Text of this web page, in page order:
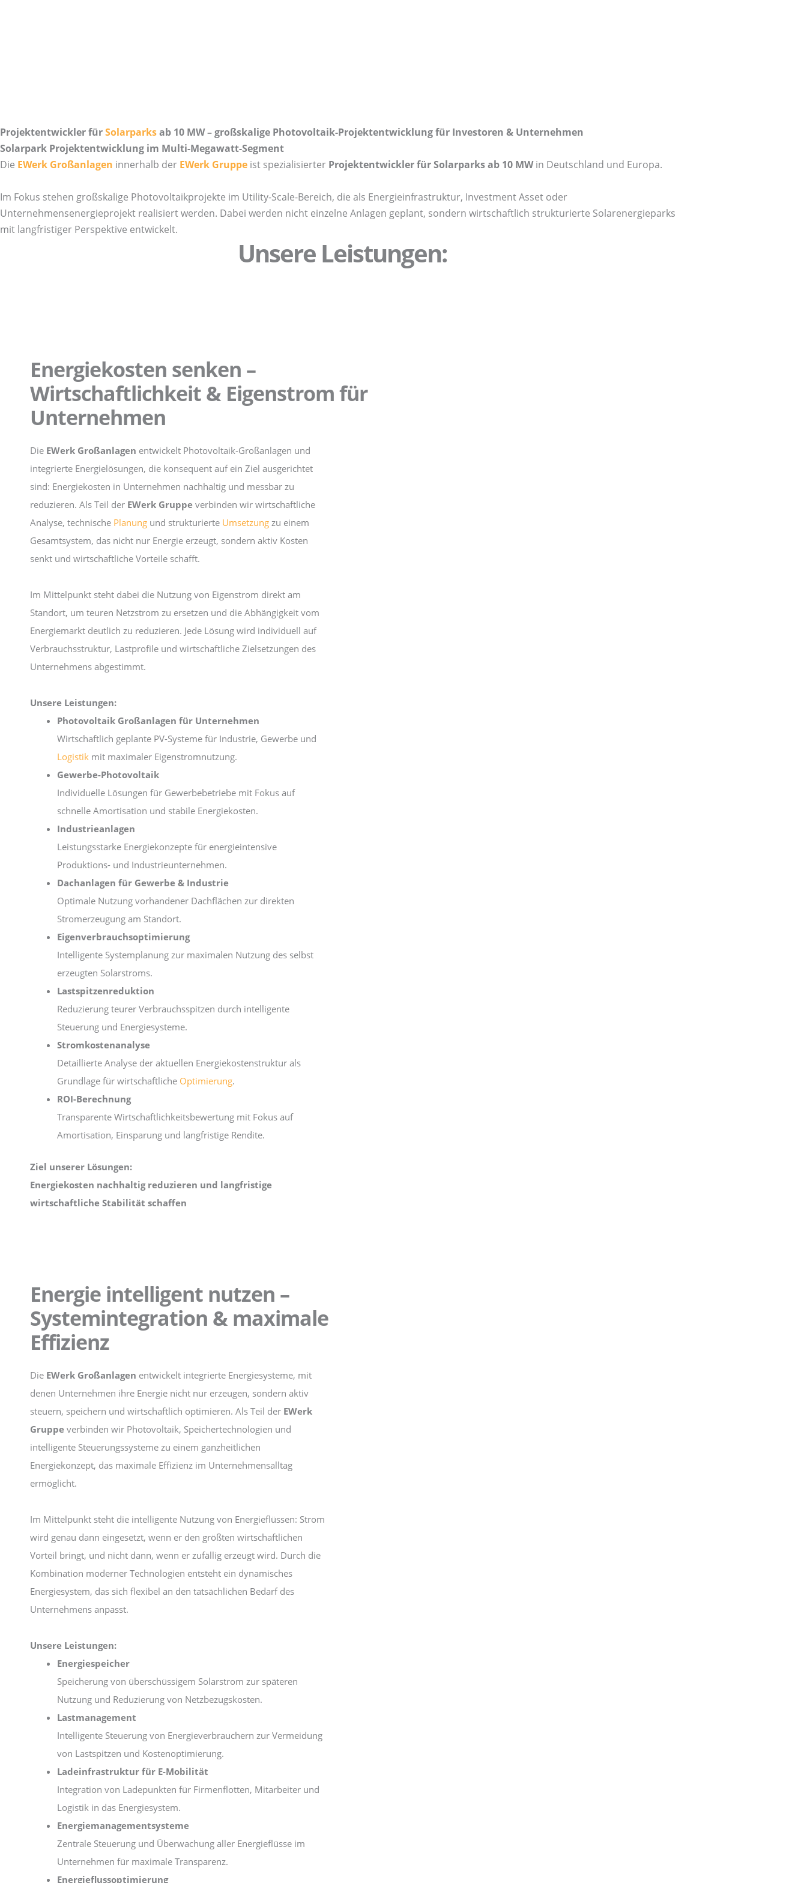
Projektentwickler fürSolarparksab 10 MW – großskalige Photovoltaik-Projektentwicklung für Investoren & Unternehmen
Solarpark Projektentwicklung im Multi-Megawatt-Segment
Die EWerk Großanlagen innerhalb der EWerk Gruppe ist spezialisierter Projektentwickler für Solarparks ab 10 MWin Deutschland und Europa.
Im Fokus stehen großskalige Photovoltaikprojekte im Utility-Scale-Bereich, die als Energieinfrastruktur, Investment Asset oder
Unternehmensenergieprojekt realisiert werden. Dabei werden nicht einzelne Anlagen geplant, sondern wirtschaftlich strukturierte Solarenergieparks
mit langfristiger Perspektive entwickelt.
Unsere Leistungen:
Energiekosten senken –
Wirtschaftlichkeit & Eigenstrom für
Unternehmen
Die EWerk Großanlagen entwickelt Photovoltaik-Großanlagen und
integrierte Energielösungen, die konsequent auf ein Ziel ausgerichtet
sind: Energiekosten in Unternehmen nachhaltig und messbar zu
reduzieren. Als Teil der EWerk Gruppe verbinden wir wirtschaftliche
Analyse, technische Planung und strukturierte Umsetzung zu einem
Gesamtsystem, das nicht nur Energie erzeugt, sondern aktiv Kosten
senkt und wirtschaftliche Vorteile schafft.
Im Mittelpunkt steht dabei die Nutzung von Eigenstrom direkt am
Standort, um teuren Netzstrom zu ersetzen und die Abhängigkeit vom
Energiemarkt deutlich zu reduzieren. Jede Lösung wird individuell auf
Verbrauchsstruktur, Lastprofile und wirtschaftliche Zielsetzungen des
Unternehmens abgestimmt.
Unsere Leistungen:
Photovoltaik Großanlagen für Unternehmen
Wirtschaftlich geplante PV-Systeme für Industrie, Gewerbe und
Logistik mit maximaler Eigenstromnutzung.
Gewerbe-Photovoltaik
Individuelle Lösungen für Gewerbebetriebe mit Fokus auf
schnelle Amortisation und stabile Energiekosten.
Industrieanlagen
Leistungsstarke Energiekonzepte für energieintensive
Produktions- und Industrieunternehmen.
Dachanlagen für Gewerbe & Industrie
Optimale Nutzung vorhandener Dachflächen zur direkten
Stromerzeugung am Standort.
Eigenverbrauchsoptimierung
Intelligente Systemplanung zur maximalen Nutzung des selbst
erzeugten Solarstroms.
Lastspitzenreduktion
Reduzierung teurer Verbrauchsspitzen durch intelligente
Steuerung und Energiesysteme.
Stromkostenanalyse
Detaillierte Analyse der aktuellen Energiekostenstruktur als
Grundlage für wirtschaftliche Optimierung.
ROI-Berechnung
Transparente Wirtschaftlichkeitsbewertung mit Fokus auf
Amortisation, Einsparung und langfristige Rendite.
Ziel unserer Lösungen:
Energiekosten nachhaltig reduzieren und langfristige
wirtschaftliche Stabilität schaffen
Energie intelligent nutzen –
Systemintegration & maximale
Effizienz
Die EWerk Großanlagen entwickelt integrierte Energiesysteme, mit
denen Unternehmen ihre Energie nicht nur erzeugen, sondern aktiv
steuern, speichern und wirtschaftlich optimieren. Als Teil der EWerk
Gruppe verbinden wir Photovoltaik, Speichertechnologien und
intelligente Steuerungssysteme zu einem ganzheitlichen
Energiekonzept, das maximale Effizienz im Unternehmensalltag
ermöglicht.
Im Mittelpunkt steht die intelligente Nutzung von Energieflüssen: Strom
wird genau dann eingesetzt, wenn er den größten wirtschaftlichen
Vorteil bringt, und nicht dann, wenn er zufällig erzeugt wird. Durch die
Kombination moderner Technologien entsteht ein dynamisches
Energiesystem, das sich flexibel an den tatsächlichen Bedarf des
Unternehmens anpasst.
Unsere Leistungen:
Energiespeicher
Speicherung von überschüssigem Solarstrom zur späteren
Nutzung und Reduzierung von Netzbezugskosten.
Lastmanagement
Intelligente Steuerung von Energieverbrauchern zur Vermeidung
von Lastspitzen und Kostenoptimierung.
Ladeinfrastruktur für E-Mobilität
Integration von Ladepunkten für Firmenflotten, Mitarbeiter und
Logistik in das Energiesystem.
Energiemanagementsysteme
Zentrale Steuerung und Überwachung aller Energieflüsse im
Unternehmen für maximale Transparenz.
Energieflussoptimierung